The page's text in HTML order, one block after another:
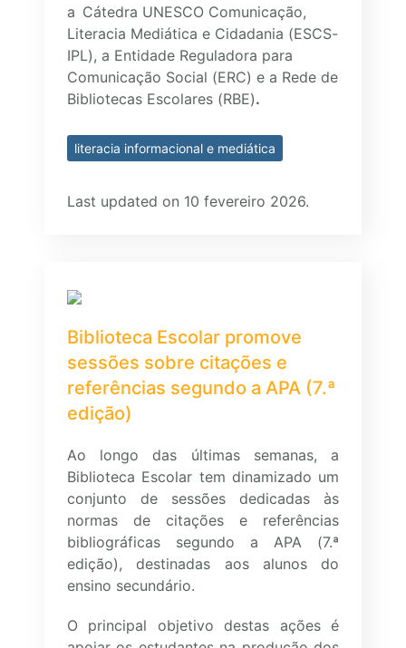
a Cátedra UNESCO Comunicação,
Literacia Mediática e Cidadania (ESCS-
IPL), a Entidade Reguladora para
Comunicação Social (ERC) e a Rede de
Bibliotecas Escolares (RBE).
literacia informacional e mediática
Last updated on 10 fevereiro 2026.
Biblioteca Escolar promove
sessões sobre citações e
referências segundo a APA (7.ª
edição)
Ao longo das últimas semanas, a
Biblioteca Escolar tem dinamizado um
conjunto de sessões dedicadas às
normas de citações e referências
bibliográficas segundo a APA (7.ª
edição), destinadas aos alunos do
ensino secundário.
O principal objetivo destas ações é